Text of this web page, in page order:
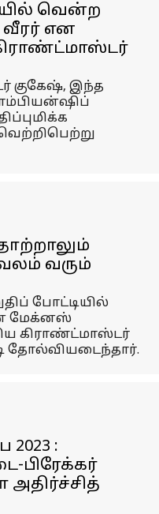
வென்ற
என
குகேஷ், இந்த
வரும்
போட்டியில்
மேக்னஸ்
கிராண்ட்மாஸ்டர்
தோல்வியடைந்தார்.
:
பிரேக்கர்
அதிர்ச்சித்